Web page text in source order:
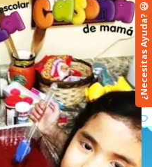
¿Necesitas Ayuda? 😃